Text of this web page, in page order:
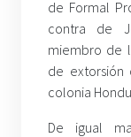
de Formal
contra de
miembro de
de extorsión
colonia
De igual